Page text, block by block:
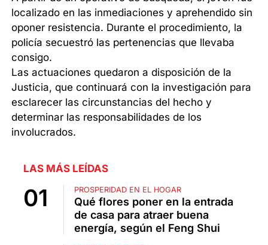
localizado en las inmediaciones y aprehendido sin
oponer resistencia. Durante el procedimiento, la
policía secuestró las pertenencias que llevaba
consigo.
Las actuaciones quedaron a disposición de la
Justicia, que continuará con la investigación para
esclarecer las circunstancias del hecho y
determinar las responsabilidades de los
involucrados.
LAS MÁS LEÍDAS
PROSPERIDAD EN EL HOGAR
Qué flores poner en la entrada
de casa para atraer buena
energía, según el Feng Shui